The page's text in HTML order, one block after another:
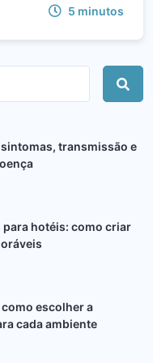
5 minutos
transmissão e
hotéis: como criar
escolher a
cada ambiente